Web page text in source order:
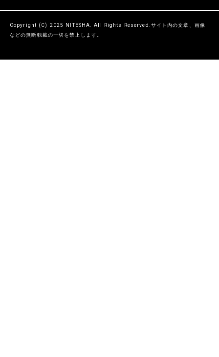
Copyright (C) 2025 NITESHA. All Rights Reserved.サイト内の文章、画像
などの無断転載の一切を禁止します。